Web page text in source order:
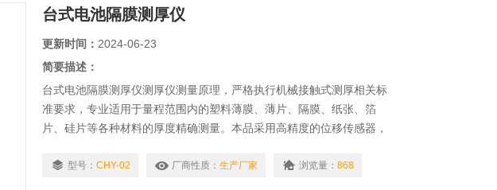
台式电池隔膜测厚仪
更新时间： 2024-06-23
简要描述：
台式电池隔膜测厚仪测厚仪测量原理，严格执行机械接触式测厚相关标
准要求，专业适用于量程范围内的塑料薄膜、薄片、隔膜、纸张、箔
片、硅片等各种材料的厚度精确测量。本品采用高精度的位移传感器，
定性、重复性。
型号： CHY-02 厂商性质： 生产厂家 浏览量： 868